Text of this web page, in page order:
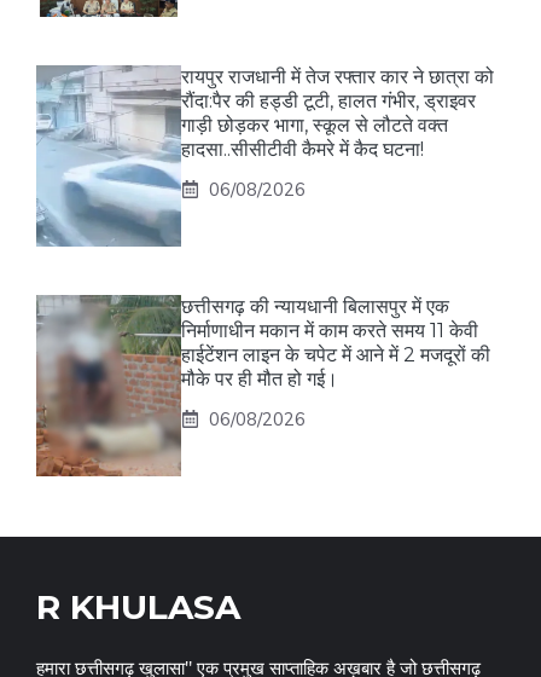
रायपुर राजधानी में तेज रफ्तार कार ने छात्रा को
रौंदा:पैर की हड्डी टूटी, हालत गंभीर, ड्राइवर
गाड़ी छोड़कर भागा, स्कूल से लौटते वक्त
हादसा..सीसीटीवी कैमरे में कैद घटना!
06/08/2026
छत्तीसगढ़ की न्यायधानी बिलासपुर में एक
निर्माणाधीन मकान में काम करते समय 11 केवी
हाईटेंशन लाइन के चपेट में आने में 2 मजदूरों की
मौके पर ही मौत हो गई।
06/08/2026
R KHULASA
हमारा छत्तीसगढ़ खुलासा" एक प्रमुख साप्ताहिक अख़बार है जो छत्तीसगढ़